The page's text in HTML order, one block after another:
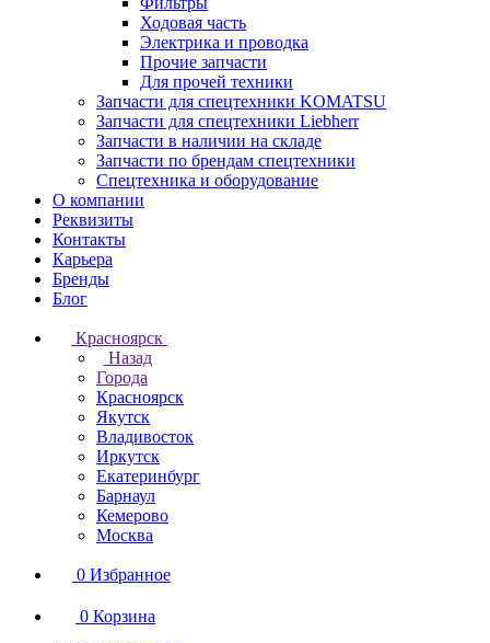
Ходовая часть
Электрика и проводка
Прочие запчасти
Для прочей техники
Запчасти для спецтехники KOMATSU
Запчасти для спецтехники Liebherr
Запчасти в наличии на складе
Запчасти по брендам спецтехники
Спецтехника и оборудование
О компании
Реквизиты
Контакты
Карьера
Бренды
Блог
Красноярск
Назад
Города
Красноярск
Якутск
Владивосток
Иркутск
Екатеринбург
Барнаул
Кемерово
Москва
0 Избранное
0 Корзина